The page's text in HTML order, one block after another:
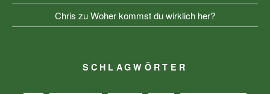
Chris zuWoher kommst du wirklich her?
SCHLAGWÖRTER